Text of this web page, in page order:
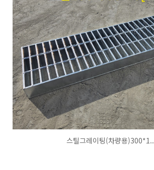
스틸그레이팅(차량용)300*1..